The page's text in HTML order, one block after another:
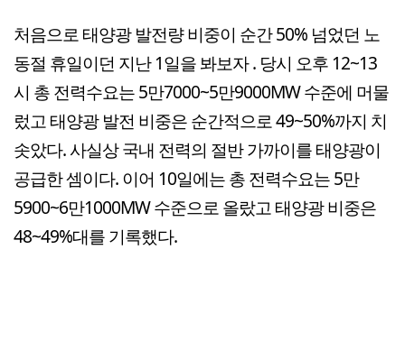
처음으로 태양광 발전량 비중이 순간 50% 넘었던 노
동절 휴일이던 지난 1일을 봐보자 . 당시 오후 12~13
시 총 전력수요는 5만7000~5만9000MW 수준에 머물
렀고 태양광 발전 비중은 순간적으로 49~50%까지 치
솟았다. 사실상 국내 전력의 절반 가까이를 태양광이
공급한 셈이다. 이어 10일에는 총 전력수요는 5만
5900~6만1000MW 수준으로 올랐고 태양광 비중은
48~49%대를 기록했다.